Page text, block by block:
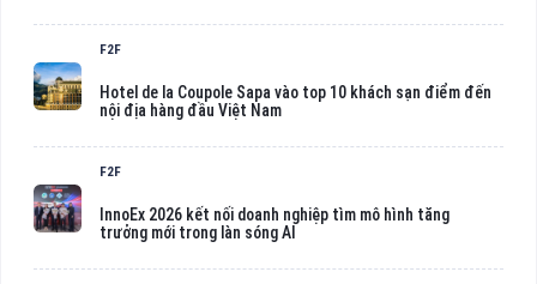
F2F
Hotel de la Coupole Sapa vào top 10 khách sạn điểm đến
nội địa hàng đầu Việt Nam
F2F
InnoEx 2026 kết nối doanh nghiệp tìm mô hình tăng
trưởng mới trong làn sóng AI